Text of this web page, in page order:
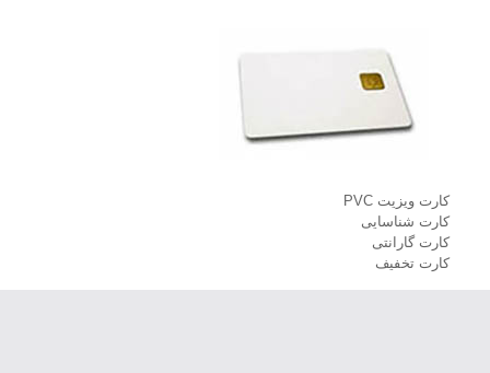
کارت ویزیت PVC
کارت شناسایی
کارت گارانتی
کارت تخفیف